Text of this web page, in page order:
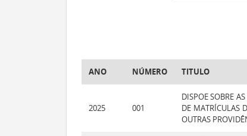
ANO NÚMERO TITULO
2025 001
DISPOE SOBRE
DE MATRÍCULAS
OUTRAS